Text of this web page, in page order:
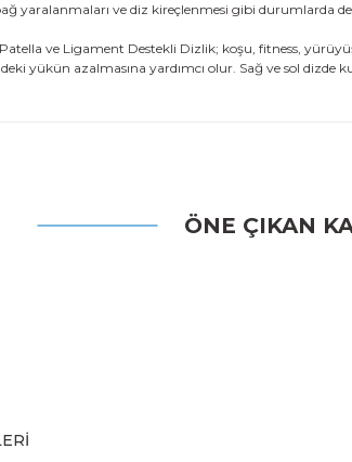
yaralanmaları ve diz kireçlenmesi gibi durumlarda
ve Ligament Destekli Dizlik; koşu, fitness,
yükün azalmasına yardımcı olur. Sağ ve sol dizde
Bu ürüne ilk
ÖNE ÇIKAN